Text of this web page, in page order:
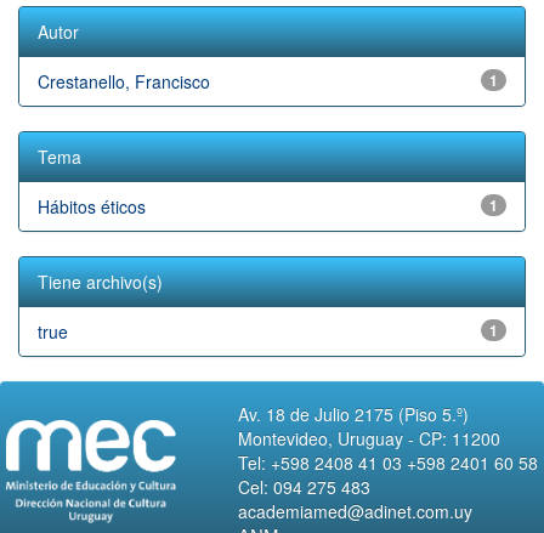
Autor
1
Crestanello, Francisco
Tema
1
Hábitos éticos
Tiene archivo(s)
1
true
Av. 18 de Julio 2175 (Piso 5.º)
Montevideo, Uruguay - CP: 11200
Tel: +598 2408 41 03 +598 2401 60 58
Cel: 094 275 483
academiamed@adinet.com.uy